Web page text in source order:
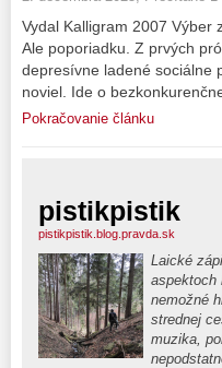
Vydal Kalligram 2007 Výber
Ale poporiadku. Z prvých
depresívne ladené sociálne
noviel. Ide o
Pokračovanie článku
pistikpistik
pistikpistik.blog.pravda.sk
Laické
aspektoch
nemožné
strednej
muzika,